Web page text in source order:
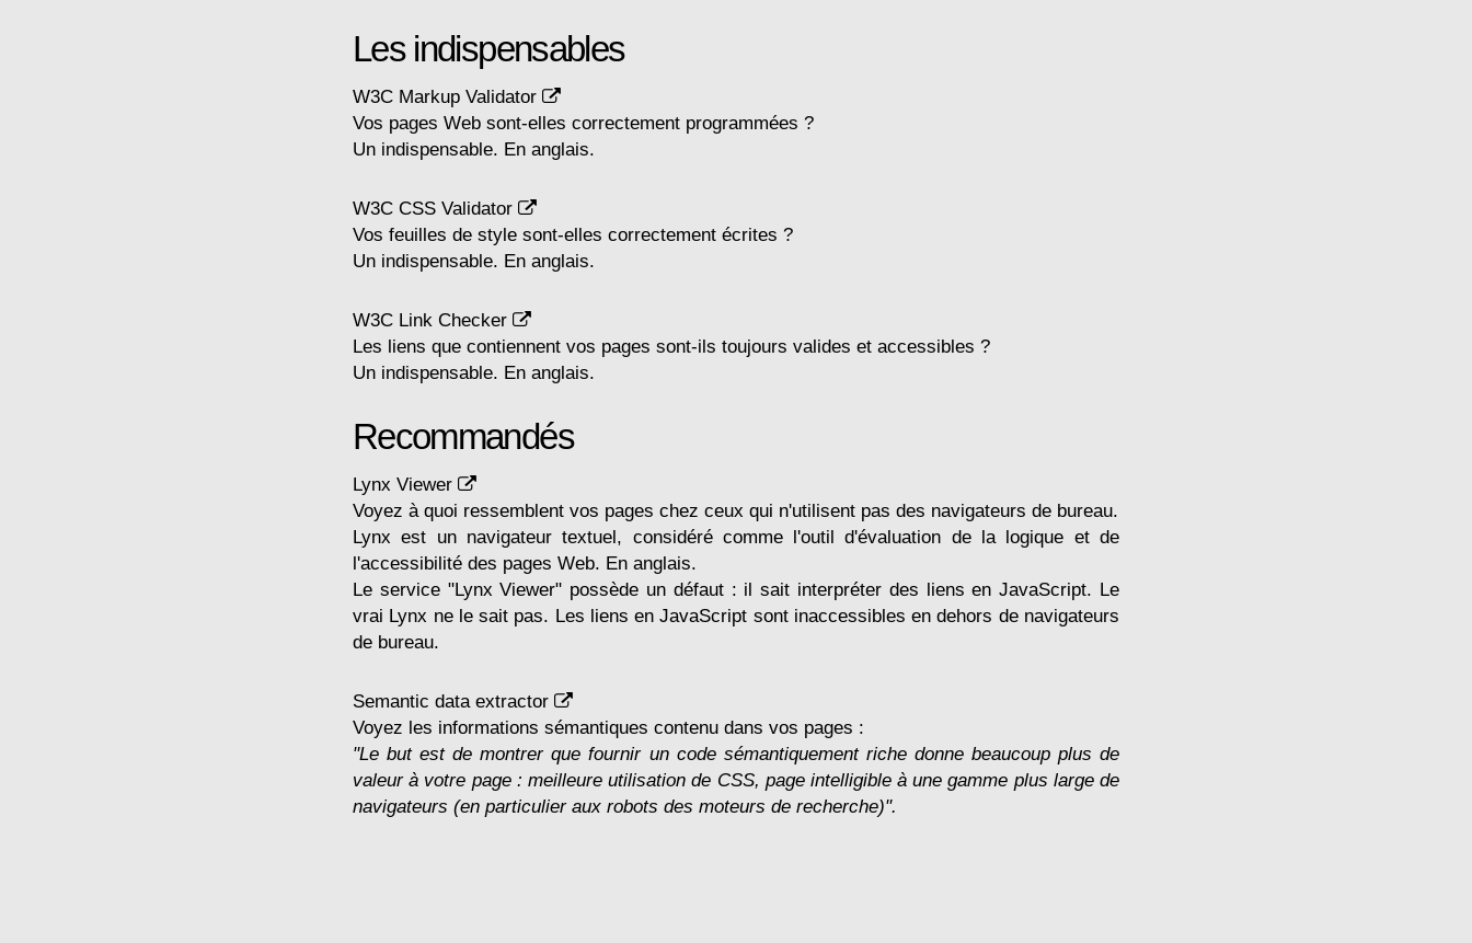
Les indispensables
W3C Markup Validator
Vos pages Web sont-elles correctement programmées ?
Un indispensable. En anglais.
W3C CSS Validator
Vos feuilles de style sont-elles correctement écrites ?
Un indispensable. En anglais.
W3C Link Checker
Les liens que contiennent vos pages sont-ils toujours valides et accessibles ?
Un indispensable. En anglais.
Recommandés
Lynx Viewer
Voyez à quoi ressemblent vos pages chez ceux qui n'utilisent pas des navigateurs de bureau.
Lynx est un navigateur textuel, considéré comme l'outil d'évaluation de la logique et de
l'accessibilité des pages Web. En anglais.
Le service "Lynx Viewer" possède un défaut : il sait interpréter des liens en JavaScript. Le
vrai Lynx ne le sait pas. Les liens en JavaScript sont inaccessibles en dehors de navigateurs
de bureau.
Semantic data extractor
Voyez les informations sémantiques contenu dans vos pages :
"Le but est de montrer que fournir un code sémantiquement riche donne beaucoup plus de
valeur à votre page : meilleure utilisation de CSS, page intelligible à une gamme plus large de
navigateurs (en particulier aux robots des moteurs de recherche)".